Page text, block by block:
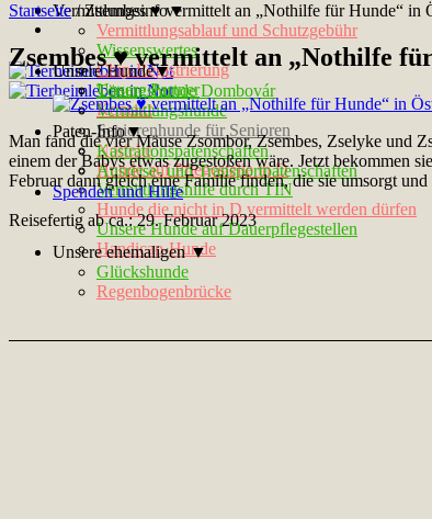
Vermittlungsinfo▼
Vermittlungsablauf und Schutzgebühr
Wissenswertes
Chip-Registrierung
Unsere Partner
Kontakt
Unsere Hunde▼
Tötungshunde Dombovár
Vermittlungshunde
Seniorenhunde für Senioren
Notfelle
Hunde auf Pflegestelle in D
Vermittlungshilfe durch TIN
Hunde die nicht in D vermittelt werden dürfen
Unsere Hunde auf Dauerpflegestellen
Handicap-Hunde
Paten-Info▼
Kastrationspatenschaften
Ausreise- und Transportpatenschaften
Spenden und Hilfe
Unsere ehemaligen ▼
Glückshunde
Regenbogenbrücke
Startseite /Zsembes ♥ vermittelt an „Nothilfe für Hunde“ in
Zsembes ♥ vermittelt an „Nothilfe
Man fand die vier Mäuse Zsombor, Zsembes, Zselyke und
einem der Babys etwas zugestoßen wäre. Jetzt bekommen
Februar dann gleich eine Familie finden, die sie umsorgt
Reisefertig ab ca.: 29. Februar 2023